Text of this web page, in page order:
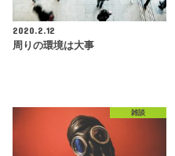
2020.2.12
周りの環境は大事
雑談